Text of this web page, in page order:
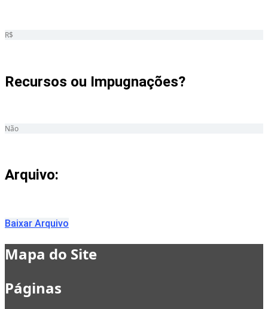
R$
Recursos ou Impugnações? ​
Não
Arquivo:
Baixar Arquivo
Mapa do Site
Páginas